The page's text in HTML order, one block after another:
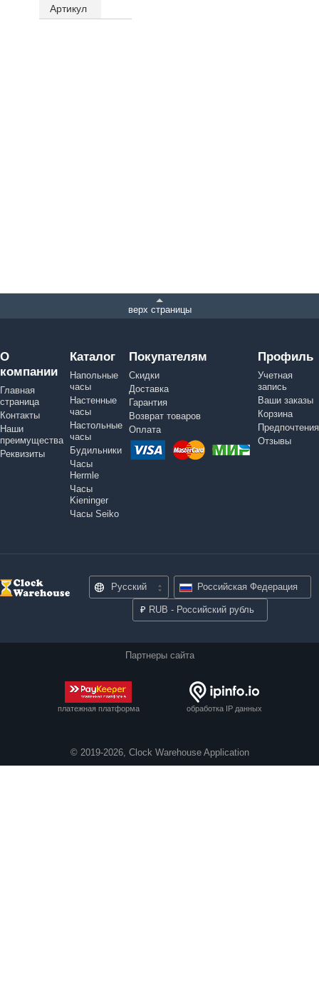
Артикул
верх страницы
О
компании
Главная
страница
Контакты
Наши
преимущества
Реквизиты
Каталог
Напольные
часы
Настенные
часы
Настольные
часы
Будильники
Часы
Hermle
Часы
Kieninger
Часы Seiko
Покупателям
Скидки
Доставка
Гарантия
Возврат товаров
Оплата
Профиль
Учетная
запись
Ваши заказы
Корзина
Предпочтения
Отзывы
Русский Российская Федерация
₽ RUB - Российский рубль
Партнеры сайта
платежная платформа обработка IP данных
© 2019-2026, Clock Warehouse Application